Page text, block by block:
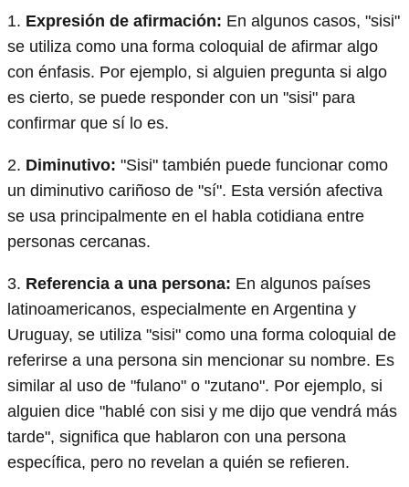
1. Expresión de afirmación: En algunos casos, "sisi"
se utiliza como una forma coloquial de afirmar algo
con énfasis. Por ejemplo, si alguien pregunta si algo
es cierto, se puede responder con un "sisi" para
confirmar que sí lo es.
2. Diminutivo: "Sisi" también puede funcionar como
un diminutivo cariñoso de "sí". Esta versión afectiva
se usa principalmente en el habla cotidiana entre
personas cercanas.
3. Referencia a una persona: En algunos países
latinoamericanos, especialmente en Argentina y
Uruguay, se utiliza "sisi" como una forma coloquial de
referirse a una persona sin mencionar su nombre. Es
similar al uso de "fulano" o "zutano". Por ejemplo, si
alguien dice "hablé con sisi y me dijo que vendrá más
tarde", significa que hablaron con una persona
específica, pero no revelan a quién se refieren.